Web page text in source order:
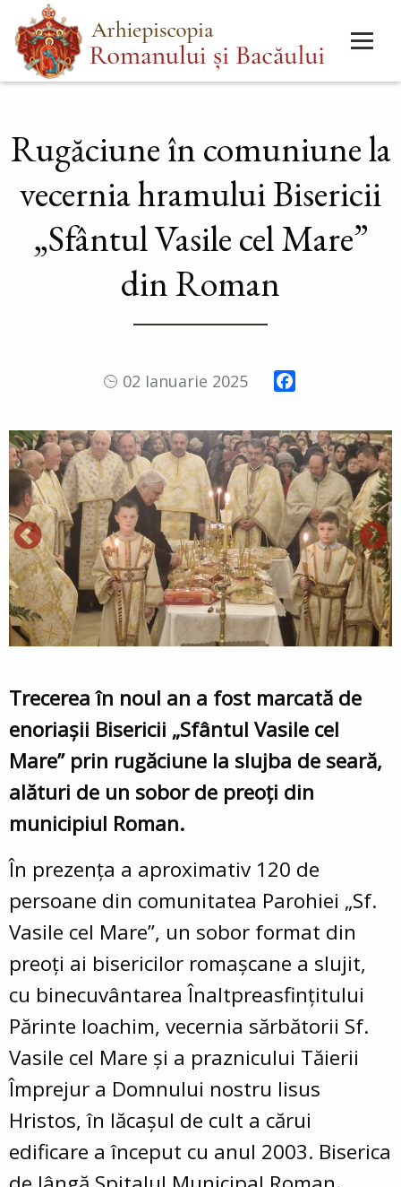
Mergi
la
conţinutul
Main
menu
Rugăciune în comuniune la
vecernia hramului Bisericii
„Sfântul Vasile cel Mare”
din Roman
02 Ianuarie 2025
Trecerea în noul an a fost marcată de
enoriașii Bisericii „Sfântul Vasile cel
Mare” prin rugăciune la slujba de seară,
alături de un sobor de preoți din
municipiul Roman.
În prezența a aproximativ 120 de
persoane din comunitatea Parohiei „Sf.
Vasile cel Mare”, un sobor format din
preoți ai bisericilor romașcane a slujit,
cu binecuvântarea Înaltpreasfințitului
Părinte Ioachim, vecernia sărbătorii Sf.
Vasile cel Mare și a praznicului Tăierii
Împrejur a Domnului nostru Iisus
Hristos, în lăcașul de cult a cărui
edificare a început cu anul 2003. Biserica